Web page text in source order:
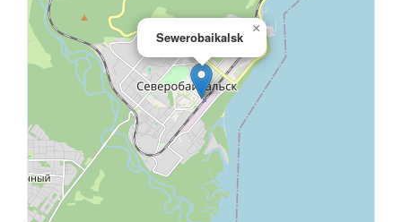
Sewerobaikalsk
×